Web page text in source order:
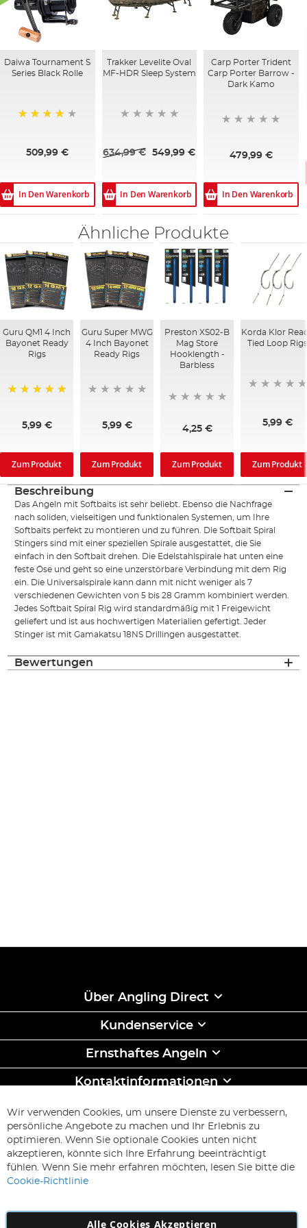
Daiwa Tournament S
Series Black Rolle
509,99 €
In Den Warenkorb
Trakker Levelite Oval
MF-HDR Sleep System
634,99 € 549,99 €
In Den Warenkorb
Carp Porter Trident
Carp Porter Barrow -
Dark Kamo
479,99 €
In Den Warenkorb
Ähnliche Produkte
Guru QM1 4 Inch
Bayonet Ready
Rigs
5,99 €
Zum Produkt
Guru Super MWG
4 Inch Bayonet
Ready Rigs
5,99 €
Zum Produkt
Preston XS02-B
Mag Store
Hooklength -
Barbless
4,25 €
Zum Produkt
Korda Klor
Tied Loop Rigs
5,99 €
Zum Produkt
Beschreibung
Das Angeln mit Softbaits ist sehr beliebt. Ebenso die Nachfrage
nach soliden, vielseitigen und funktionalen Systemen, um Ihre
Softbaits perfekt zu montieren und zu führen. Die Softbait Spiral
Stingers sind mit einer speziellen Spirale ausgestattet, die Sie
einfach in den Softbait drehen. Die Edelstahlspirale hat unten eine
feste Öse und geht so eine unzerstörbare Verbindung mit dem Rig
ein. Die Universalspirale kann dann mit nicht weniger als 7
verschiedenen Gewichten von 5 bis 28 Gramm kombiniert werden.
Jedes Softbait Spiral Rig wird standardmäßig mit 1 Freigewicht
geliefert und ist aus hochwertigen Materialien gefertigt. Jeder
Stinger ist mit Gamakatsu 18NS Drillingen ausgestattet.
Bewertungen
Über Angling Direct
Kundenservice
Ernsthaftes Angeln
Kontaktinformationen
ABONNIEREN & SPAREN
Melden
Sie
unseren
Newsletter
Abonnieren
Wir verwenden Cookies, um unsere Dienste zu verbessern,
persönliche Angebote zu machen und Ihr Erlebnis zu
optimieren. Wenn Sie optionale Cookies unten nicht
akzeptieren, könnte sich Ihre Erfahrung beeinträchtigt
fühlen. Wenn Sie mehr erfahren möchten, lesen Sie bitte die
Cookie-Richtlinie
Alle Cookies Akzeptieren